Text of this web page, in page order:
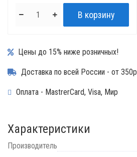
Цены до 15% ниже розничных!
Доставка по всей России - от 350р
Оплата - MastrerCard, Visa, Мир
Характеристики
Производитель